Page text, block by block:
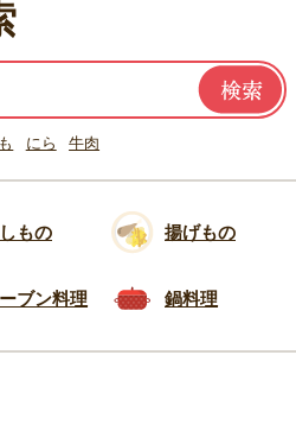
にら 牛肉
もの 揚げもの
ブン料理 鍋料理